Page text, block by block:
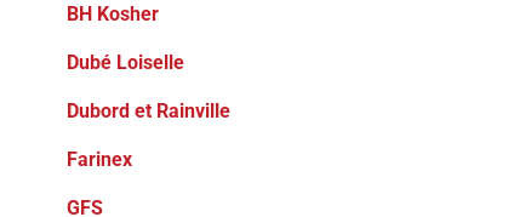
BH Kosher
Dubé Loiselle
Dubord et Rainville
Farinex
GFS